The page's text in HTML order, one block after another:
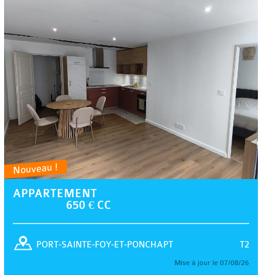
Nouveau !
APPARTEMENT
650 € CC
T2
PORT-SAINTE-FOY-ET-PONCHAPT
Mise à jour le 07/08/26